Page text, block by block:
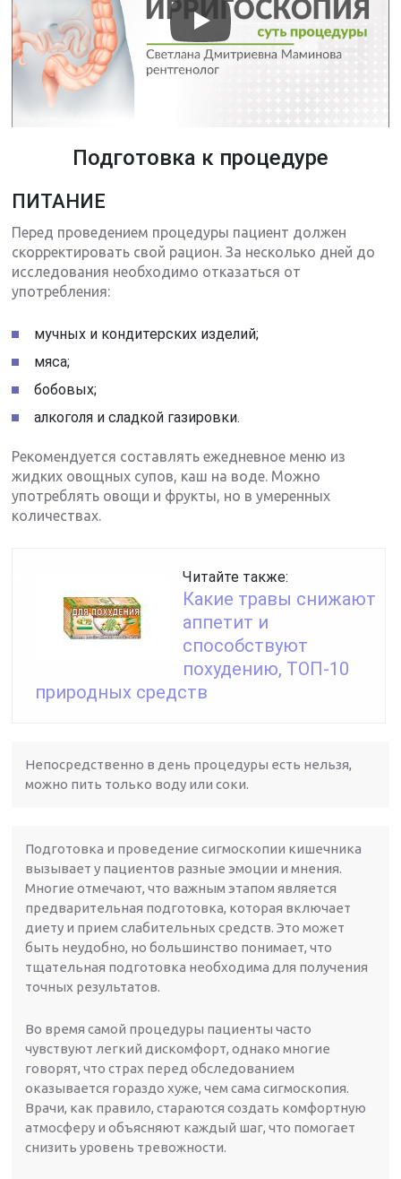
Подготовка к процедуре
ПИТАНИЕ
Перед проведением процедуры пациент должен
скорректировать свой рацион. За несколько дней до
исследования необходимо отказаться от
употребления:
мучных и кондитерских изделий;
мяса;
бобовых;
алкоголя и сладкой газировки.
Рекомендуется составлять ежедневное меню из
жидких овощных супов, каш на воде. Можно
употреблять овощи и фрукты, но в умеренных
количествах.
Читайте также:
Какие травы снижают
аппетит и
способствуют
похудению, ТОП-10
природных средств
Непосредственно в день процедуры есть нельзя,
можно пить только воду или соки.
Подготовка и проведение сигмоскопии кишечника
вызывает у пациентов разные эмоции и мнения.
Многие отмечают, что важным этапом является
предварительная подготовка, которая включает
диету и прием слабительных средств. Это может
быть неудобно, но большинство понимает, что
тщательная подготовка необходима для получения
точных результатов.
Во время самой процедуры пациенты часто
чувствуют легкий дискомфорт, однако многие
говорят, что страх перед обследованием
оказывается гораздо хуже, чем сама сигмоскопия.
Врачи, как правило, стараются создать комфортную
атмосферу и объясняют каждый шаг, что помогает
снизить уровень тревожности.